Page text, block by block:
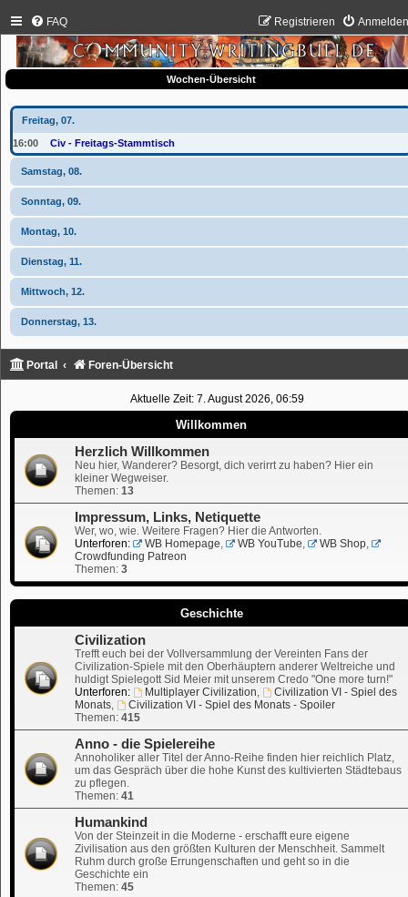
FAQ Registrieren
Wochen-Übersicht
Freitag, 07.
16:00 Civ - Freitags-Stammtisch
Samstag, 08.
Sonntag, 09.
Montag, 10.
Dienstag, 11.
Mittwoch, 12.
Donnerstag, 13.
Portal Foren-Übersicht
Aktuelle Zeit: 7. August 2026, 06:59
Willkommen
Herzlich Willkommen
Neu hier, Wanderer? Besorgt, dich verirrt zu haben? Hier ein
kleiner Wegweiser.
Themen: 13
Impressum, Links, Netiquette
Wer, wo, wie. Weitere Fragen? Hier die Antworten.
Unterforen:
WB Homepage, WB YouTube, WB Shop,
Crowdfunding Patreon
Themen: 3
Geschichte
Civilization
Trefft euch bei der Vollversammlung der Vereinten Fans der
Civilization-Spiele mit den Oberhäuptern anderer Weltreiche und
huldigt Spielegott Sid Meier mit unserem Credo "One more turn!"
Unterforen:
Multiplayer Civilization,
Civilization VI - Spiel des
Monats,
Civilization VI - Spiel des Monats - Spoiler
Themen: 415
Anno - die Spielereihe
Annoholiker aller Titel der Anno-Reihe finden hier reichlich Platz,
um das Gespräch über die hohe Kunst des kultivierten Städtebaus
zu pflegen.
Themen: 41
Humankind
Von der Steinzeit in die Moderne - erschafft eure eigene
Zivilisation aus den größten Kulturen der Menschheit. Sammelt
Ruhm durch große Errungenschaften und geht so in die
Geschichte ein
Themen: 45